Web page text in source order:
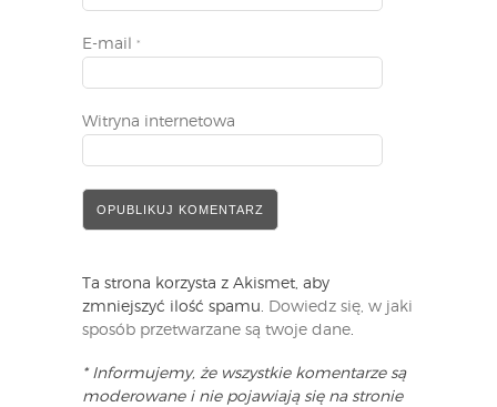
E-mail *
Witryna internetowa
Ta strona korzysta z Akismet, aby
zmniejszyć ilość spamu. Dowiedz się, w jaki
sposób przetwarzane są twoje dane.
* Informujemy, że wszystkie komentarze są
moderowane i nie pojawiają się na stronie